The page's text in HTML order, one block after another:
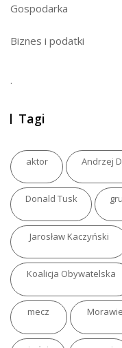
Gospodarka
Biznes i podatki
.
Tagi
aktor Andrzej
Donald Tusk
Jarosław Kaczyński
Koalicja Obywatelska
mecz